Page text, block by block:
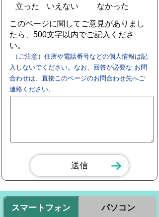
立った
いえない
なかった
このページに関してご意見がありまし
たら、500文字以内でご記入くださ
い。
（ご注意）住所や電話番号などの個人情報は記
入しないでください。なお、回答が必要な お問
合わせは、直接このページのお問合わせ先へご
連絡ください。
スマートフォン パソコン